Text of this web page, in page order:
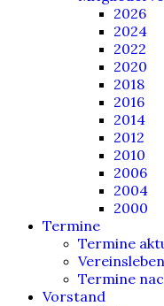
2026
2024
2022
2020
2018
2016
2014
2012
2010
2006
2004
2000
Termine
Termine
Vereinsleben
Termine
Vorstand